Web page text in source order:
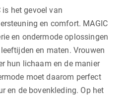
is het gevoel van
en comfort. MAGIC
en ondermode oplossingen
en maten. Vrouwen
hun lichaam en de manier
moet daarom perfect
en de bovenkleding. Op het